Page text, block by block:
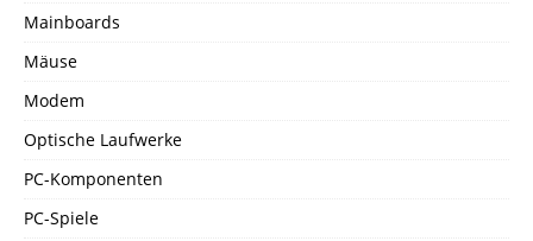
Mainboards
Mäuse
Modem
Optische Laufwerke
PC-Komponenten
PC-Spiele